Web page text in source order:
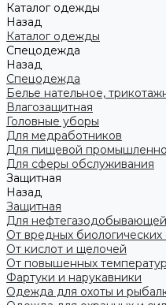
Каталог одежды
Назад
Каталог одежды
Спецодежда
Назад
Спецодежда
Белье нательное,
Влагозащитная
Головные уборы
Для медработников
Для пищевой
Для сферы обслуживания
Защитная
Назад
Защитная
Для
От вредных биологических
От кислот и щелочей
От повышенных температур
Фартуки и нарукавники
Одежда для охоты и